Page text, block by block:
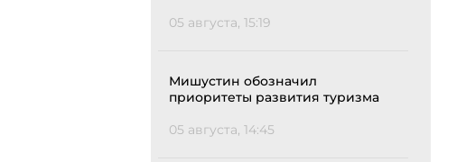
05 августа, 15:19
Мишустин обозначил
приоритеты развития туризма
05 августа, 14:45